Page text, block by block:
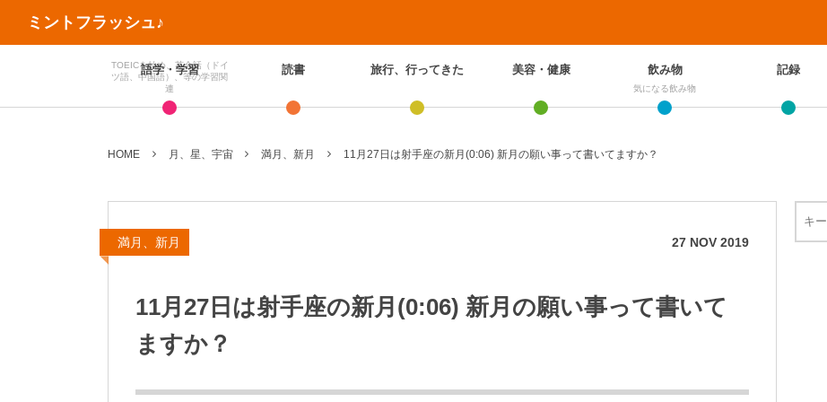
ミントフラッシュ♪
語学・学習
TOEICを始め、英会話（ドイ
ツ語、中国語）、等の学習関
連
読書 旅行、行ってきた 美容・健康 飲み物
気になる飲み物
記録
HOME 月、星、宇宙 満月、新月 11月27日は射手座の新月(0:06) 新月の願い事って書いてますか？
満月、新月 27 NOV 2019
11月27日は射手座の新月(0:06) 新月の願い事って書いて
ますか？